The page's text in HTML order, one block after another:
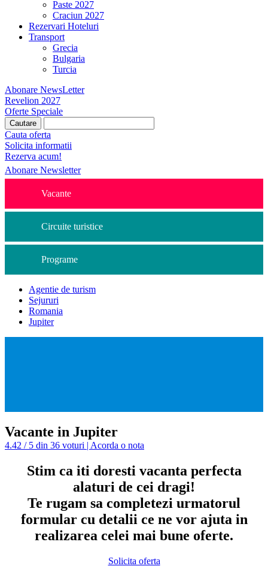
Paste 2027
Craciun 2027
Rezervari Hoteluri
Transport
Grecia
Bulgaria
Turcia
Abonare NewsLetter
Revelion 2027
Oferte Speciale
Cauta oferta
Solicita informatii
Rezerva acum!
Abonare Newsletter
Vacante
Circuite turistice
Programe
Agentie de turism
Sejururi
Romania
Jupiter
Vacante in Jupiter
4.42 / 5 din 36 voturi | Acorda o nota
Stim ca iti doresti vacanta perfecta
alaturi de cei dragi!
Te rugam sa completezi urmatorul
formular cu detalii ce ne vor ajuta in
realizarea celei mai bune oferte.
Solicita oferta